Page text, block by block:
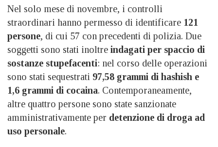
Nel solo mese di novembre, i controlli
straordinari hanno permesso di identificare 121
persone, di cui 57 con precedenti di polizia. Due
soggetti sono stati inoltre indagati per spaccio di
sostanze stupefacenti: nel corso delle operazioni
sono stati sequestrati 97,58 grammi di hashish e
1,6 grammi di cocaina. Contemporaneamente,
altre quattro persone sono state sanzionate
amministrativamente per detenzione di droga ad
uso personale.